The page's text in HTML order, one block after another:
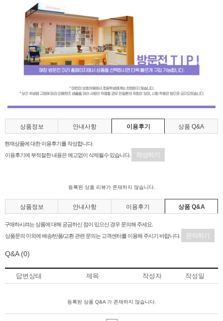
상품정보 안내사항 이용후기 상품 Q&A
현재상품에 대한 이용후기를 작성합니다.
이용후기에 부적절한 내용은 예고없이 삭제될수 있습니다.
작성하기
등록된 상품 리뷰가 존재하지 않습니다.
상품정보 안내사항 이용후기 상품 Q&A
구매하시려는 상품에 대해 궁금하신 점이 있으신 경우 문의해 주세요.
상품문의 이외에 배송/반품/교환 관련 문의는 고객센터를 이용해 주시기 바랍니다.
문의하기
Q&A(0)
답변상태 제목 작성자 작성일
등록된 상품 Q&A 가 존재하지 않습니다.